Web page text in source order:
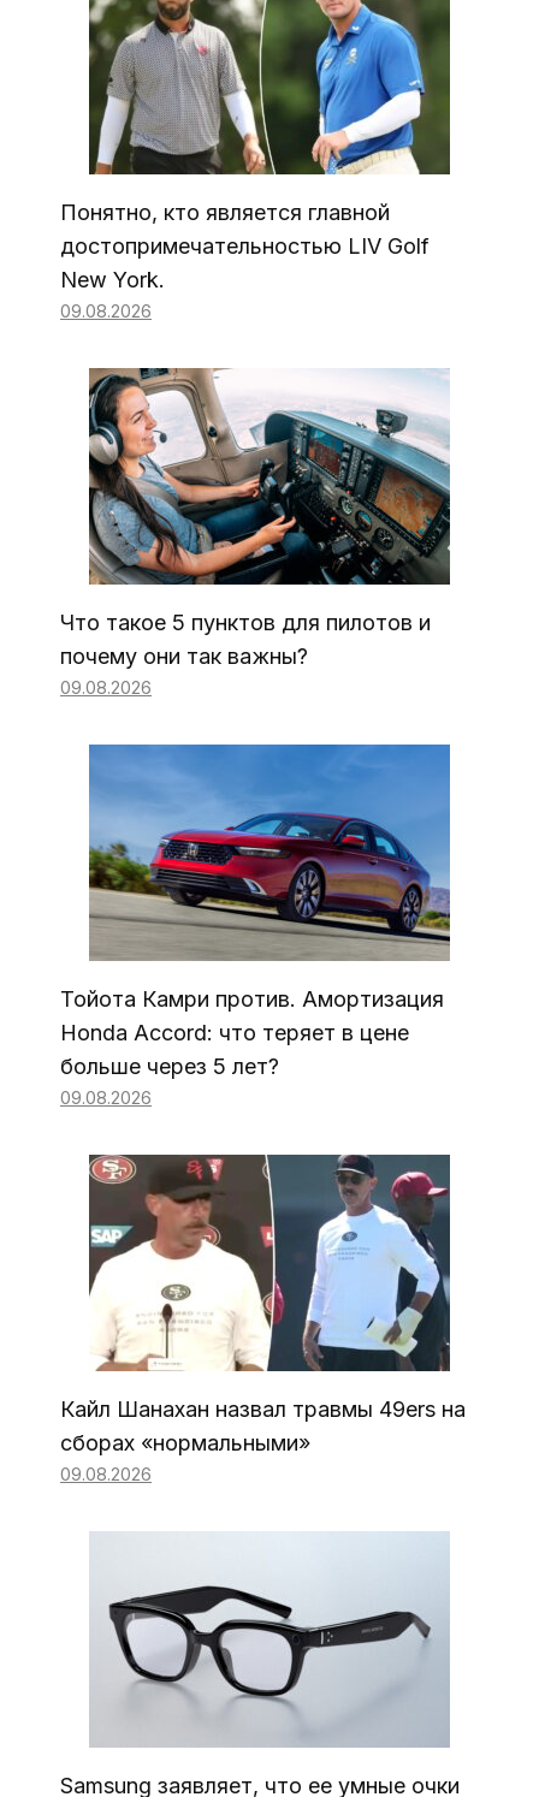
Понятно, кто является главной
достопримечательностью LIV Golf
New York.
09.08.2026
Что такое 5 пунктов для пилотов и
почему они так важны?
09.08.2026
Тойота Камри против. Амортизация
Honda Accord: что теряет в цене
больше через 5 лет?
09.08.2026
Кайл Шанахан назвал травмы 49ers на
сборах «нормальными»
09.08.2026
Samsung заявляет, что ее умные очки